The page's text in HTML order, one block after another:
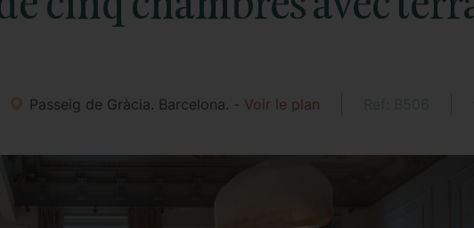
Passeig de Gràcia. Barcelona. - Voir le plan